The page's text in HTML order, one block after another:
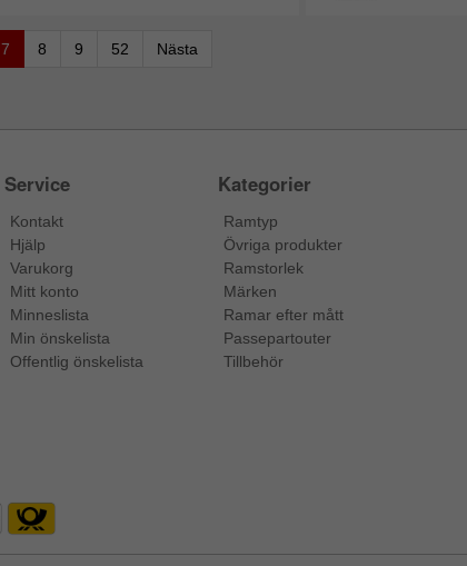
7 8 9 52 Nästa
Service
Kontakt
Hjälp
Varukorg
Mitt konto
Minneslista
Min önskelista
Offentlig önskelista
Kategorier
Ramtyp
Övriga produkter
Ramstorlek
Märken
Ramar efter mått
Passepartouter
Tillbehör